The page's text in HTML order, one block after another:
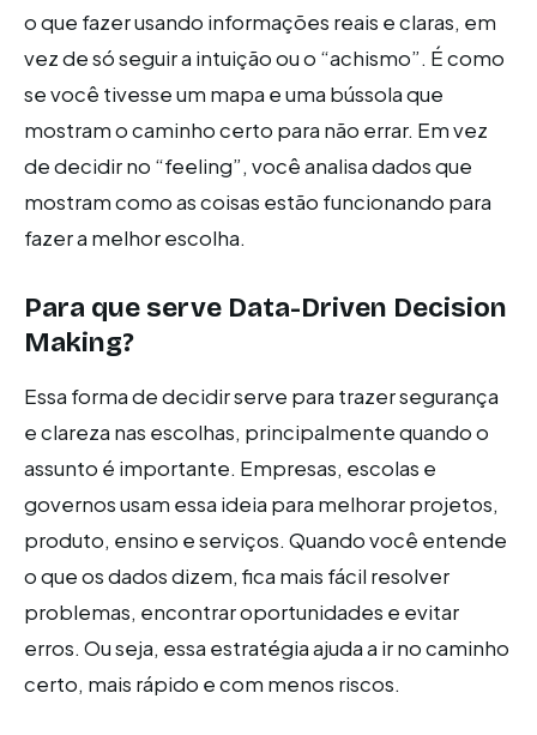
o que fazer usando informações reais e claras, em
vez de só seguir a intuição ou o “achismo”. É como
se você tivesse um mapa e uma bússola que
mostram o caminho certo para não errar. Em vez
de decidir no “feeling”, você analisa dados que
mostram como as coisas estão funcionando para
fazer a melhor escolha.
Para que serve Data-Driven Decision
Making?
Essa forma de decidir serve para trazer segurança
e clareza nas escolhas, principalmente quando o
assunto é importante. Empresas, escolas e
governos usam essa ideia para melhorar projetos,
produto, ensino e serviços. Quando você entende
o que os dados dizem, fica mais fácil resolver
problemas, encontrar oportunidades e evitar
erros. Ou seja, essa estratégia ajuda a ir no caminho
certo, mais rápido e com menos riscos.